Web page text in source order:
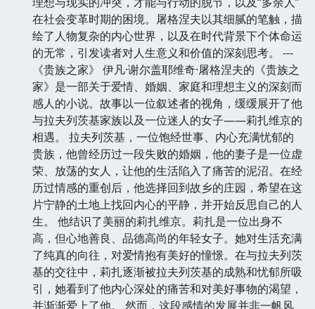
在社会变革时期的困境。屠格涅夫以其细腻的笔触，描
绘了人物复杂的内心世界，以及在时代背景下个体命运
的无常，引发读者对人生意义和价值的深刻思考。 ---
《贵族之家》 伊凡·谢尔盖耶维奇·屠格涅夫的《贵族之
家》是一部关于爱情、婚姻、家庭和理想主义的深刻而
感人的小说。故事以一位叙述者的视角，缓缓展开了他
与拉夫列茨基家族以及一位迷人的女子——莉扎维京的
相遇。 拉夫列茨基，一位饱经世事、内心充满忧郁的
贵族，他曾经历过一段失败的婚姻，他的妻子是一位虚
荣、放荡的女人，让他的生活陷入了痛苦的泥沼。在经
历过情感的重创后，他选择回到故乡的庄园，希望在这
片宁静的土地上找回内心的平静，并开始反思自己的人
生。 他结识了美丽的莉扎维京。莉扎是一位出身不
高，但心地善良、品德高尚的年轻女子。她对生活充满
了纯真的向往，对爱情抱有美好的憧憬。在与拉夫列茨
基的交往中，莉扎逐渐被拉夫列茨基的成熟和忧郁所吸
引，她看到了他内心深处的痛苦和对美好事物的渴望，
并渐渐爱上了他。 然而，这段感情的发展并非一帆风